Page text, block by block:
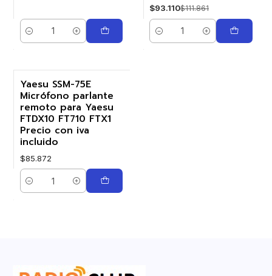
Cantidad
$93.110$111.861
Cantidad
Yaesu SSM-75E
Micrófono parlante
remoto para Yaesu
FTDX10 FT710 FTX1
Precio con iva
incluido
$85.872
Cantidad